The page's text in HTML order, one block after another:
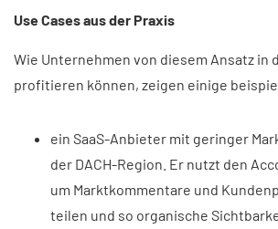
Use Cases aus der Praxis
Wie Unternehmen von diesem Ansatz in
profitieren können, zeigen einige
ein SaaS-Anbieter mit geringer
der DACH-Region. Er nutzt den
um Marktkommentare und
teilen und so organische